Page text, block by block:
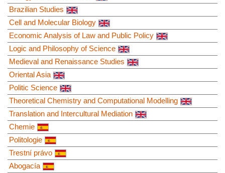
Brazilian Studies
Cell and Molecular Biology
Economic Analysis of Law and Public Policy
Logic and Philosophy of Science
Medieval and Renaissance Studies
Oriental Asia
Politic Science
Theoretical Chemistry and Computational Modelling
Translation and Intercultural Mediation
Chemie
Politologie
Trestní právo
Abogacía